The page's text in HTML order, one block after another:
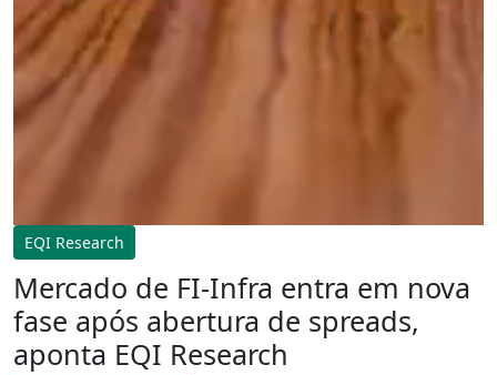
EQI Research
Mercado de FI-Infra entra em nova
fase após abertura de spreads,
aponta EQI Research